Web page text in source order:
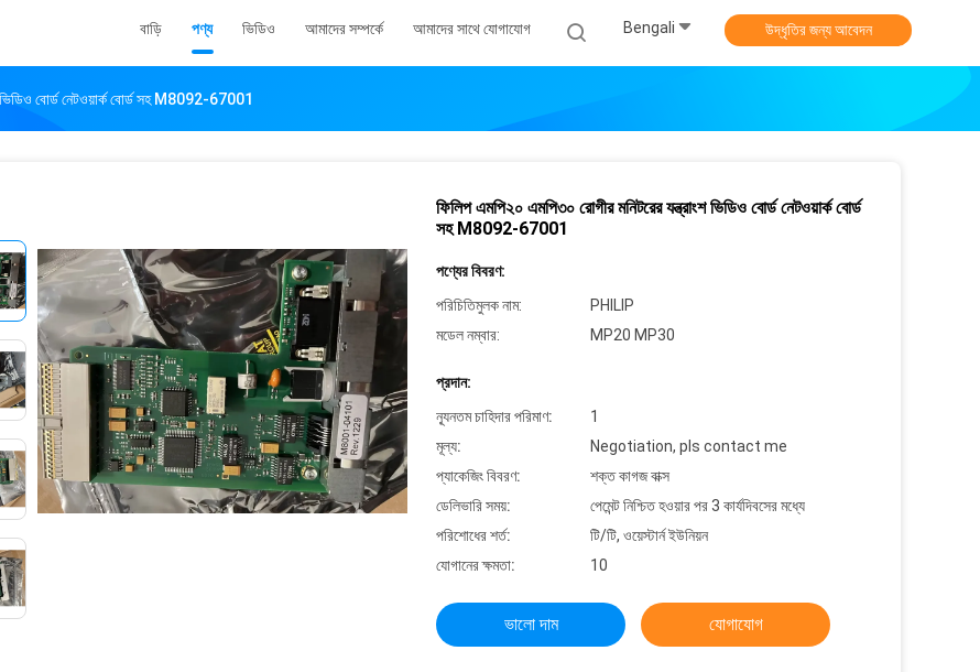
বাড়ি পণ্য ভিডিও আমাদের সম্পর্কে আমাদের সাথে যোগাযোগ Bengali উদ্ধৃতির জন্য আবেদন
ভিডিও বোর্ড নেটওয়ার্ক বোর্ড সহ M8092-67001
ফিলিপ এমপি২০ এমপি৩০ রোগীর মনিটরের যন্ত্রাংশ ভিডিও বোর্ড নেটওয়ার্ক বোর্ড
সহ M8092-67001
পণ্যের বিবরণ:
পরিচিতিমুলক নাম:
PHILIP
মডেল নম্বার:
MP20 MP30
প্রদান:
ন্যূনতম চাহিদার পরিমাণ:
1
মূল্য:
Negotiation, pls contact me
প্যাকেজিং বিবরণ:
শক্ত কাগজ বাক্স
ডেলিভারি সময়:
পেমেন্ট নিশ্চিত হওয়ার পর 3 কার্যদিবসের মধ্যে
পরিশোধের শর্ত:
টি/টি, ওয়েস্টার্ন ইউনিয়ন
যোগানের ক্ষমতা:
10
ভালো দাম যোগাযোগ